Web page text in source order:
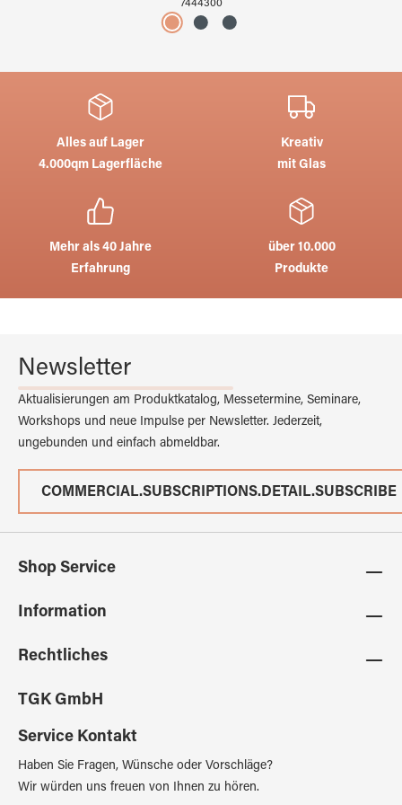
7444300
Alles auf Lager
4.000qm Lagerfläche
Kreativ
mit Glas
Mehr als 40 Jahre
Erfahrung
über 10.000
Produkte
Newsletter
Aktualisierungen am Produktkatalog, Messetermine, Seminare,
Workshops und neue Impulse per Newsletter. Jederzeit,
ungebunden und einfach abmeldbar.
COMMERCIAL.SUBSCRIPTIONS.DETAIL.SUBSCRIBE
Shop Service
Information
Rechtliches
TGK GmbH
Service Kontakt
Haben Sie Fragen, Wünsche oder Vorschläge?
Wir würden uns freuen von Ihnen zu hören.